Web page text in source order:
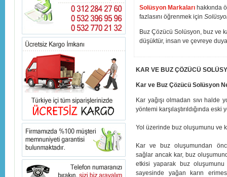
Solüsyon Markaları hakkında
fazlasını öğrenmek için
Buz Çözücü Solüsyon, buz ve
düşüktür, insan ve çevreye
KAR VE BUZ ÇÖZÜCÜ
Kar ve Buz Çözücü Solüsyon
Kar yağışı olmadan sıvı
yöntemi karşılaştırıldığında
Yol üzerinde buz oluşumunu ve
Kar ve buz oluşumundan
sağlar ancak kar, buz
etkisi yaparak buz oluşumunu
sayesinde yağan karın